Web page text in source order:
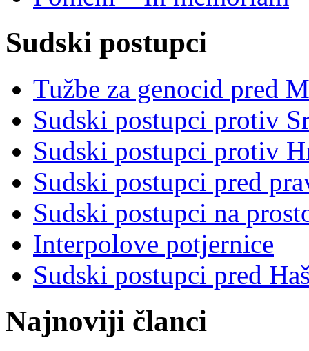
Sudski postupci
Tužbe za genocid pred
Sudski postupci protiv
Sudski postupci protiv
Sudski postupci pred
Sudski postupci na
Interpolove potjernice
Sudski postupci pred
Najnoviji članci